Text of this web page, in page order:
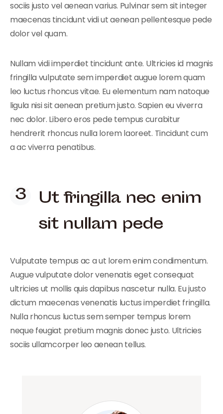
sociis justo vel aenean varius. Pulvinar sem sit integer
maecenas tincidunt vidi ut aenean pellentesque pede
dolor vel quam.
Nullam vidi imperdiet tincidunt ante. Ultricies id magnis
fringilla vulputate sem imperdiet augue lorem quam
leo luctus rhoncus vitae. Eu elementum nam natoque
ligula nisi sit aenean pretium justo. Sapien eu viverra
nec dolor. Libero eros pede tempus curabitur
hendrerit rhoncus nulla lorem laoreet. Tincidunt cum
a ac viverra penatibus.
Ut fringilla nec enim
sit nullam pede
Vulputate tempus ac a ut lorem enim condimentum.
Augue vulputate dolor venenatis eget consequat
ultricies ut mollis quis dapibus nascetur nulla. Eu justo
dictum maecenas venenatis luctus imperdiet fringilla.
Nulla rhoncus luctus sem semper tempus lorem
neque feugiat pretium magnis donec justo. Ultricies
sociis ullamcorper leo aenean tellus.